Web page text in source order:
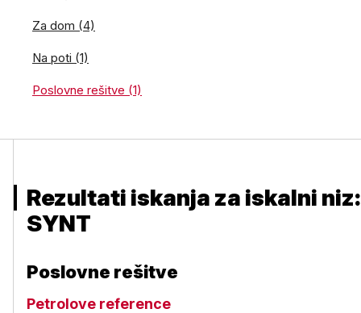
Za dom (4)
Na poti (1)
Poslovne rešitve (1)
Rezultati iskanja za iskalni niz:
SYNT
Poslovne rešitve
Petrolove reference